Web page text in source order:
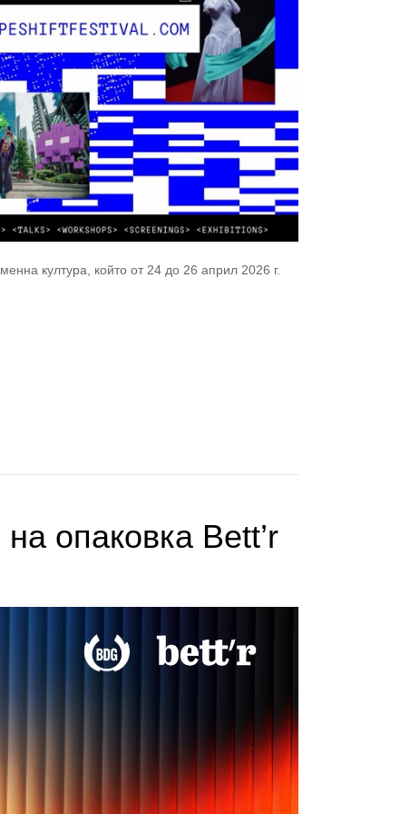
култура, който от 24 до 26 април 2026 г.
опаковка Bett’r